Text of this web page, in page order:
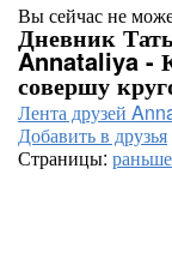
Вы сейчас не
Дневник
Annataliya -
совершу
Лента друзей
Добавить в друзья
Страницы: